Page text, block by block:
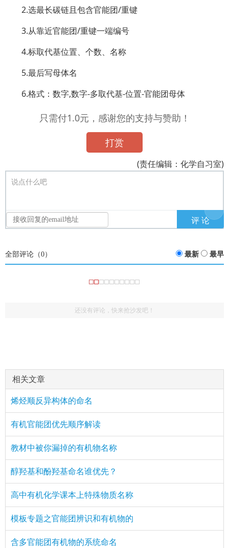
2.选最长碳链且包含官能团/重键
3.从靠近官能团/重键一端编号
4.标取代基位置、个数、名称
5.最后写母体名
6.格式：数字,数字-多取代基-位置-官能团母体
只需付1.0元，感谢您的支持与赞助！
打赏
(责任编辑：化学自习室)
说点什么吧
全部评论（0） 最新 最早
还没有评论，快来抢沙发吧！
相关文章
烯烃顺反异构体的命名
有机官能团优先顺序解读
教材中被你漏掉的有机物名称
醇羟基和酚羟基命名谁优先？
高中有机化学课本上特殊物质名称
模板专题之官能团辨识和有机物的
含多官能团有机物的系统命名